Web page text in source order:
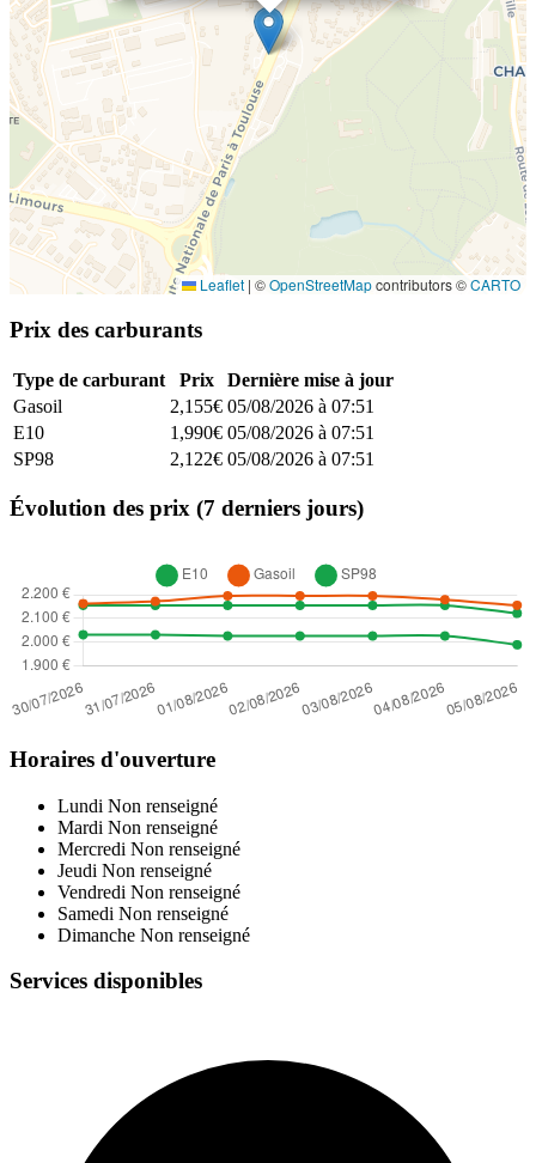
Leaflet | ©OpenStreetMapcontributors ©CARTO
Prix des carburants
Type de carburant Prix
Dernière mise à jour
Gasoil
2,155€ 05/08/2026 à 07:51
E10
1,990€ 05/08/2026 à 07:51
SP98
2,122€ 05/08/2026 à 07:51
Évolution des prix (7 derniers jours)
Horaires d'ouverture
Lundi Non renseigné
Mardi Non renseigné
Mercredi Non renseigné
Jeudi Non renseigné
Vendredi Non renseigné
Samedi Non renseigné
Dimanche Non renseigné
Services disponibles